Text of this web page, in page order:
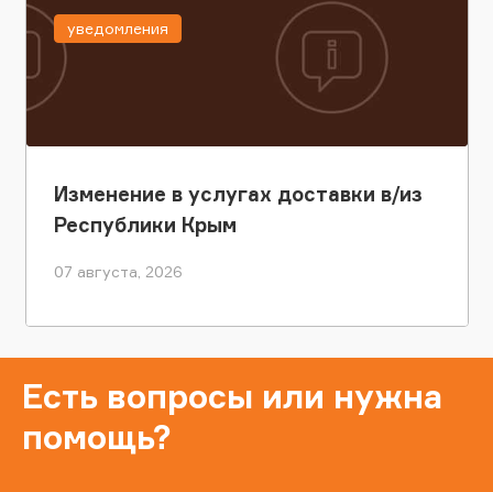
Изменение в услугах доставки в/из
Республики Крым
07 августа, 2026
уведомления
Есть вопросы или нужна
помощь?